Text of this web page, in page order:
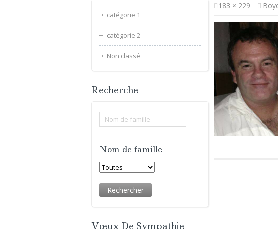
183 × 229
catégorie 1
catégorie 2
Non classé
Recherche
Nom de famille
Vœux De Sympathie